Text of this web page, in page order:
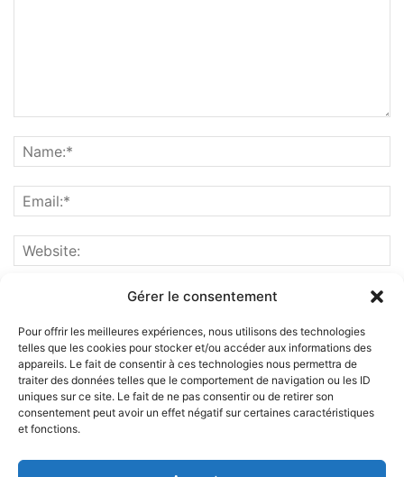
Gérer le consentement
Pour offrir les meilleures expériences, nous utilisons des technologies
telles que les cookies pour stocker et/ou accéder aux informations des
appareils. Le fait de consentir à ces technologies nous permettra de
traiter des données telles que le comportement de navigation ou les ID
uniques sur ce site. Le fait de ne pas consentir ou de retirer son
consentement peut avoir un effet négatif sur certaines caractéristiques
et fonctions.
ABOUT US